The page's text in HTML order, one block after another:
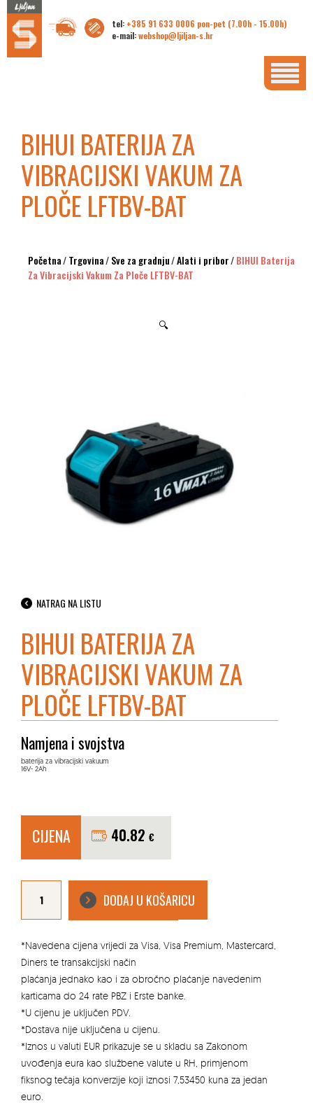
tel: +385 91 633 0006 pon-pet (7.00h - 15.00h)
e-mail:webshop@ljiljan-s.hr
BIHUI BATERIJA ZA
VIBRACIJSKI VAKUM ZA
PLOČE LFTBV-BAT
Početna/Trgovina/Sve za gradnju/Alati i pribor/BIHUI Baterija
Za Vibracijski Vakum Za Ploče LFTBV-BAT
🔍
NATRAG NA LISTU
BIHUI BATERIJA ZA
VIBRACIJSKI VAKUM ZA
PLOČE LFTBV-BAT
Namjena i svojstva
baterija za vibracijski vakuum
16V- 2Ah
CIJENA 40.82 €
BIHUI
Vibracijski
za
BAT
DODAJ U KOŠARICU
*Navedena cijena vrijedi za Visa, Visa Premium, Mastercard,
Diners te transakcijski način
plaćanja jednako kao i za obročno plaćanje navedenim
karticama do 24 rate PBZ i Erste banke.
*U cijenu je uključen PDV.
*Dostava nije uključena u cijenu.
*Iznos u valuti EUR prikazuje se u skladu sa Zakonom
uvođenja eura kao službene valute u RH, primjenom
fiksnog tečaja konverzije koji iznosi 7,53450 kuna za jedan
euro.